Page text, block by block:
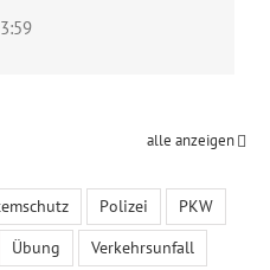
alle anzeigen
Polizei
PKW
Übung
Verkehrsunfall